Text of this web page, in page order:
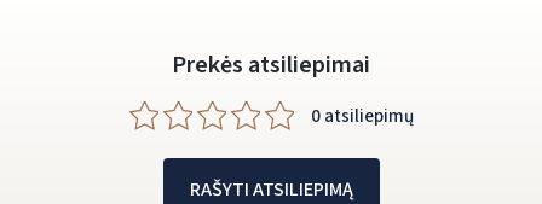
Prekės atsiliepimai
0 atsiliepimų
RAŠYTI ATSILIEPIMĄ